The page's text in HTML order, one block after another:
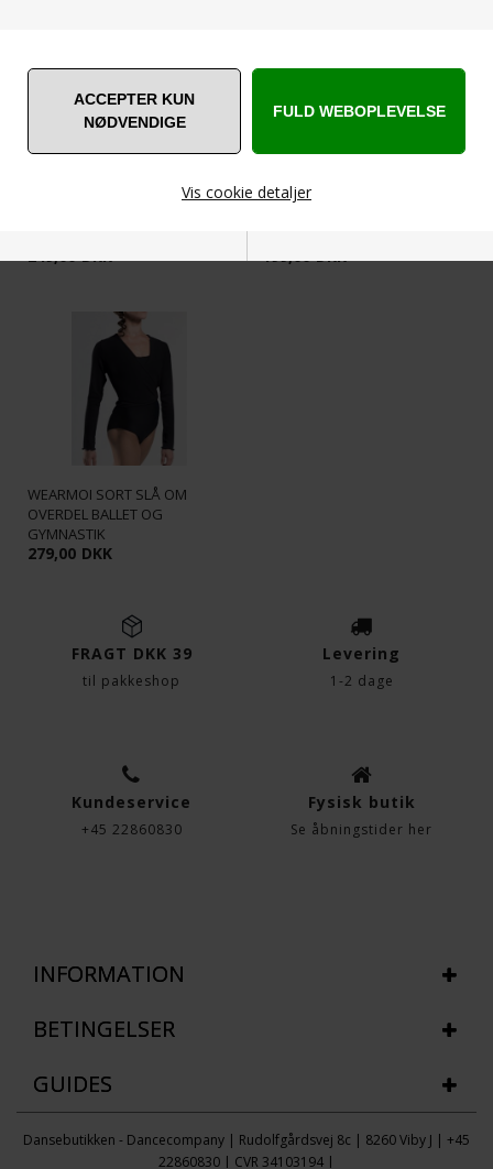
Vis cookie detaljer
Funktionelle
SORT BASIC BALLETDRAGT FRA
249,00 DKK
BENVARMERE RIBSTRIK SORT
199,00 DKK
WEARMOI SORT SLÅ OM
OVERDEL BALLET OG
GYMNASTIK
279,00 DKK
FRAGT DKK 39
til pakkeshop
Levering
1-2 dage
Kundeservice
+45 22860830
Fysisk butik
Se åbningstider her
INFORMATION
BETINGELSER
GUIDES
Dansebutikken - Dancecompany | Rudolfgårdsvej 8c | 8260 Viby J | +45
22860830 | CVR 34103194 |